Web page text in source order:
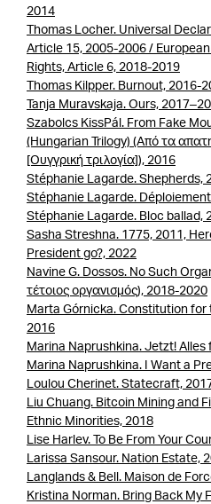
2014
Thomas Locher. Universal
Article 15, 2005-2006 /
Rights, Article 6, 2018-2019
Thomas Kilpper. Burnout, 2016-
Tanja Muravskaja. Ours,
Szabolcs KissPál. From Fake
(Hungarian Trilogy) (Από τα
[Ουγγρική τριλογία]), 2016
Stéphanie Lagarde. Shepherds,
Stéphanie Lagarde.
Stéphanie Lagarde. Bloc ballad,
Sasha Streshna. 1775, 2011,
President go?, 2022
Navine G. Dossos. No Such
τέτοιος οργανισμός), 2018-2020
Marta Górnicka. Constitution for
2016
Marina Naprushkina. Jetzt! Alles
Marina Naprushkina. I Want a
Loulou Cherinet. Statecraft,
Liu Chuang. Bitcoin Mining and
Ethnic Minorities, 2018
Lise Harlev. To Be From Your
Larissa Sansour. Nation Estate,
Langlands & Bell. Maison de
Kristina Norman. Bring Back My